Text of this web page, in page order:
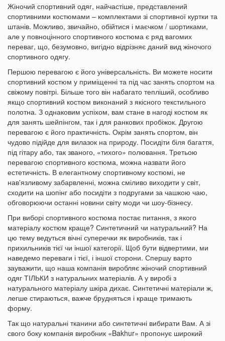
Жіночий спортивний одяг, найчастіше, представлений
спортивними костюмами – комплектами зі спортивної куртки та
штанів. Можливо, звичайно, обійтися і маєчком / шортиками,
але у повноцінного спортивного костюма є ряд вагомих
переваг, що, безумовно, вигідно відрізняє даний вид жіночого
спортивного одягу.
Першою перевагою є його універсальність. Ви можете носити
спортивний костюм у приміщенні та під час занять спортом на
свіжому повітрі. Більше того він набагато тепліший, особливо
якщо спортивний костюм виконаний з якісного текстильного
полотна. З однаковим успіхом, вам стане в нагоді костюм як
для занять шейпінгом, так і для ранкових пробіжок. Другою
перевагою є його практичність. Окрім занять спортом, він
чудово підійде для вилазок на природу. Посидіти біля багаття,
під гітару або, так званого, «тихого» полювання. Третьою
перевагою спортивного костюма, можна назвати його
естетичність. В елегантному спортивному костюмі, не
нав'язливому забарвленні, можна сміливо виходити у світ,
сходити на шопінг або посидіти з подругами за чашкою чаю,
обговорюючи останні новини світу моди чи шоу-бізнесу.
При виборі спортивного костюма постає питання, з якого
матеріалу костюм краще? Синтетичний чи натуральний? На
цю тему ведуться вічні суперечки як виробників, так і
прихильників тієї чи іншої категорії. Щоб бути відвертими, ми
наведемо переваги і тієї, і іншої сторони. Спершу варто
зауважити, що наша компанія виробляє жіночий спортивний
одяг ТІЛЬКИ з натуральних матеріалів. А у виробі з
натурального матеріалу шкіра дихає. Синтетичні матеріали ж,
легше стираються, важче брудняться і краще тримають
форму.
Так що натуральні тканини або синтетичні вибирати Вам. А зі
свого боку компанія виробник «Bakhur» пропонує широкий